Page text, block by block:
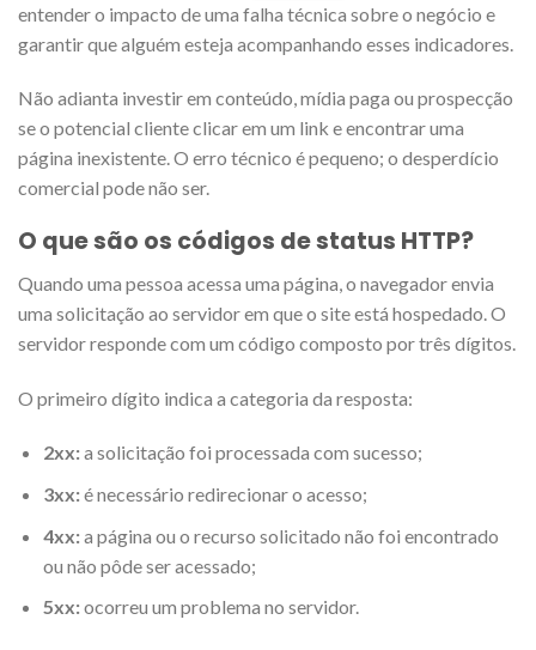
entender o impacto de uma falha técnica sobre o negócio e
garantir que alguém esteja acompanhando esses indicadores.
Não adianta investir em conteúdo, mídia paga ou prospecção
se o potencial cliente clicar em um link e encontrar uma
página inexistente. O erro técnico é pequeno; o desperdício
comercial pode não ser.
O que são os códigos de status HTTP?
Quando uma pessoa acessa uma página, o navegador envia
uma solicitação ao servidor em que o site está hospedado. O
servidor responde com um código composto por três dígitos.
O primeiro dígito indica a categoria da resposta:
2xx:a solicitação foi processada com sucesso;
3xx:é necessário redirecionar o acesso;
4xx:a página ou o recurso solicitado não foi encontrado
ou não pôde ser acessado;
5xx:ocorreu um problema no servidor.